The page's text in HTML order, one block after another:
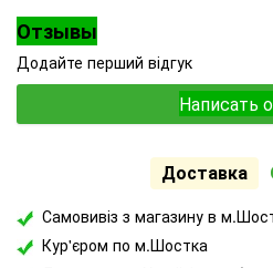
Отзывы
Додайте перший відгук
Написать
Доставка
Самовивіз з магазину в
Кур'єром по м.Шостка